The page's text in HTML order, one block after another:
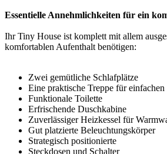
Essentielle Annehmlichkeiten für ein
Ihr Tiny House ist komplett mit allem
komfortablen Aufenthalt benötigen:
Zwei gemütliche Schlafplätze
Eine praktische Treppe für
Funktionale Toilette
Erfrischende Duschkabine
Zuverlässiger Heizkessel für
Gut platzierte Beleuchtungskörper
Strategisch positionierte
Steckdosen und Schalter